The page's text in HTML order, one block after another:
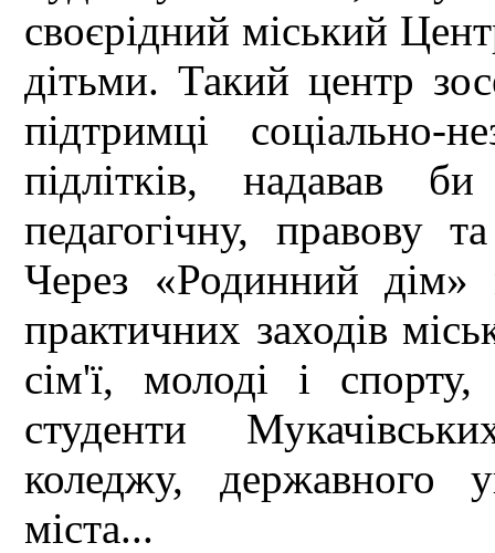
своєрідний міський
дітьми. Такий центр
підтримці соціально-
підлітків, надавав
педагогічну, правову
Через «Родинний дім»
практичних заходів
сім'ї, молоді і
студенти
коледжу, державного
міста...